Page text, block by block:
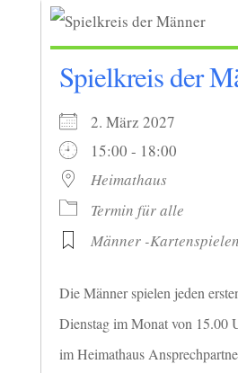
Spielkreis der
2. März 2027
15:00 - 18:00
Heimathaus
Termin für alle
Männer -Kartenspielen
Die Männer spielen jeden
Dienstag im Monat von 15.00
im Heimathaus